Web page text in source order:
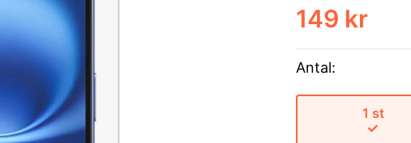
149 kr
Antal:
1 st